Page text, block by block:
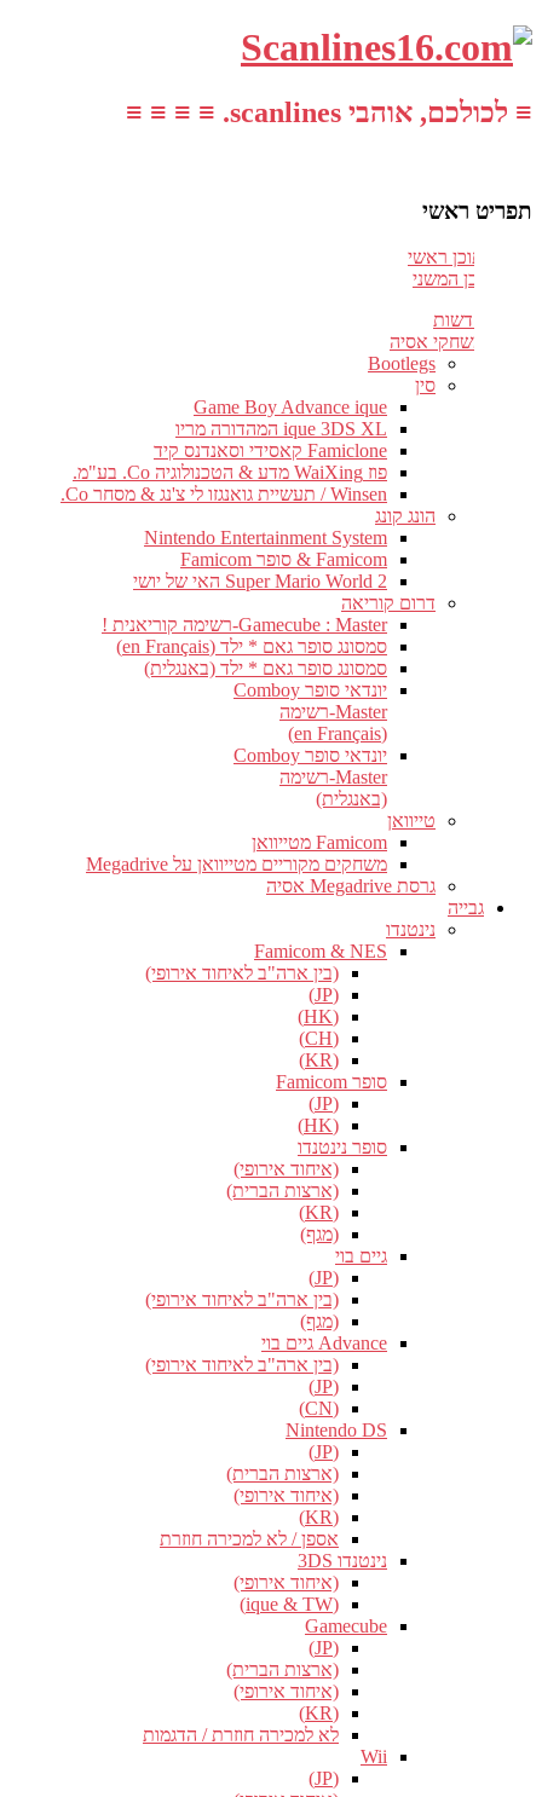
≡ לכולכם, אוהבי scanlines. ≡ ≡ ≡ ≡
תפריט ראשי
עבור לתוכן ראשי
דלג לתוכן המשני
חדשות
משחקי אסיה
Bootlegs
סין
Game Boy Advance ique
ique 3DS XL המהדורה מריו
Famiclone קאסידי וסאנדנס קיד
פוז WaiXing מדע & הטכנולוגיה Co. בע"מ.
Winsen / תעשיית גואנגזו לי צ'נג & מסחר Co.
הונג קונג
Nintendo Entertainment System
Famicom & סופר Famicom
Super Mario World 2 האי של יושי
דרום קוריאה
Gamecube : Master-רשימה קוריאנית !
סמסונג סופר גאם * ילד (en Français)
סמסונג סופר גאם * ילד (באנגלית)
יונדאי סופר Comboy
Master-רשימה
(en Français)
יונדאי סופר Comboy
Master-רשימה
(באנגלית)
טייוואן
Famicom מטייוואן
משחקים מקוריים מטייוואן על Megadrive
גרסת Megadrive אסיה
גבייה
נינטנדו
Famicom & NES
(בין ארה"ב לאיחוד אירופי)
(JP)
(HK)
(CH)
(KR)
סופר Famicom
(JP)
(HK)
סופר נינטנדו
(איחוד אירופי)
(ארצות הברית)
(KR)
(מגף)
גיים בוי
(JP)
(בין ארה"ב לאיחוד אירופי)
(מגף)
Advance גיים בוי
(בין ארה"ב לאיחוד אירופי)
(JP)
(CN)
Nintendo DS
(JP)
(ארצות הברית)
(איחוד אירופי)
(KR)
אספן / לא למכירה חוזרת
נינטנדו 3DS
(איחוד אירופי)
(ique & TW)
Gamecube
(JP)
(ארצות הברית)
(איחוד אירופי)
(KR)
לא למכירה חוזרת / הדגמות
Wii
(JP)